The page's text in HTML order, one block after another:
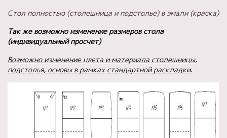
Стол полностью (столешница и подстолье) в эмали (краска)
Так же возможно изменение размеров стола
(индивидуальный просчет)
Возможно изменение цвета и материала столешницы,
подстолья, основы в рамках стандартной раскладки.